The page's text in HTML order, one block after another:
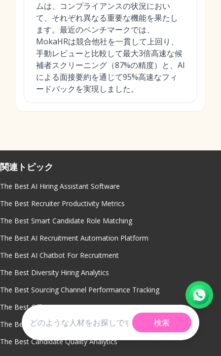
ムは、コンプライアンスの状況におい
て、それぞれ異なる重要な機能を果たし
ます。最近のベンチマークでは、
MokaHRは競合他社を一貫して上回り、
手動レビューと比較して最大3倍高速な候
補者スクリーニング（87%の精度）と、AI
による面接要約を通じて95%高速なフィ
ードバックを実現しました。
検索
関連トピック
The Best AI Hiring Assistant Software
The Best Recruiter Productivity Metrics
The Best Smart Candidate Role Matching
The Best AI Recruitment Automation Platform
The Best AI Chatbot For Recruitment
The Best Diversity Hiring Analytics
The Best Sourcing Channel Performance Tracking
The Best Offer Acceptance Rate Reporting
The Best Predictive Hiring Analytics
The Best Candidate Quality Analytics